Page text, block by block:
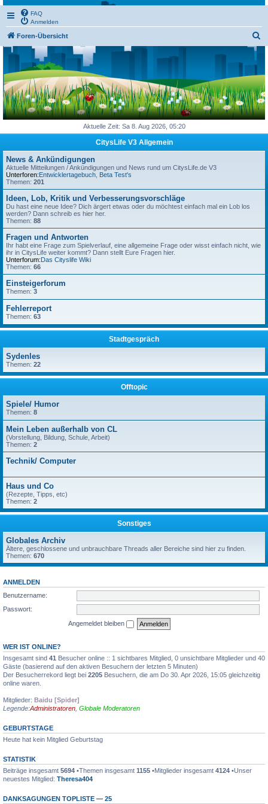
FAQ
Anmelden
Foren-Übersicht
h
e
Aktuelle Zeit: Sa 8. Aug 2026, 05:20
CitysLife V3 Allgemein
News & Ankündigungen
Aktuelle Mitteilungen / Ankündigungen und News rund um CitysLife.de V3
Unterforen:Entwicklertagebuch Beta Test's
Themen: 201
Ideen, Lob, Kritik und Verbesserungsvorschläge
Du hast eine neue Idee? Dich ärgert etwas oder du möchtest einfach mal ein Lob los
werden? Dann schreib es hier her.
Themen: 88
Fragen und Antworten
Ihr habt eine Frage zum Spielverlauf, eine allgemeine Frage oder wisst einfach nicht, wie
ihr in CitysLife weiter kommt? Dann stellt Eure Fragen hier.
Unterforum:Das Cityslife Wiki
Themen: 66
Einsteigerforum
Themen: 3
Fehlerreport
Themen: 63
Stadtgespräch
Sydenles
Themen: 22
Offtopic
Spiele/ Humor
Themen: 8
Mein Leben außerhalb von CL
(Vorstellung, Bildung, Schule, Arbeit)
Themen: 2
Technik/ Computer
Haus und Co
(Rezepte, Tipps, etc)
Themen: 2
Sonstiges
Globales Archiv
Ältere, geschlossene und unbrauchbare Threads aller Bereiche sind hier zu finden.
Themen: 670
ANMELDEN
Benutzername:
Passwort:
Angemeldet bleiben
WER IST ONLINE?
Insgesamt sind 41 Besucher online :: 1 sichtbares Mitglied, 0 unsichtbare Mitglieder und 40
Gäste (basierend auf den aktiven Besuchern der letzten 5 Minuten)
Der Besucherrekord liegt bei 2205 Besuchern, die am Do 30. Apr 2026, 15:05 gleichzeitig
online waren.
Mitglieder: Baidu [Spider]
Legende:Administratoren Globale Moderatoren
GEBURTSTAGE
Heute hat kein Mitglied Geburtstag
STATISTIK
Beiträge insgesamt 5694 •Themen insgesamt 1155 •Mitglieder insgesamt 4124 •Unser
neuestes Mitglied: Theresa404
DANKSAGUNGEN TOPLISTE — 25